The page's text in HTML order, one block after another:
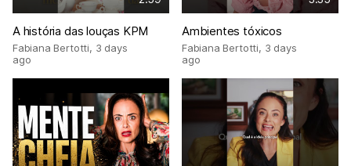
A história das louças KPM
Fabiana Bertotti, 3 days
ago
Ambientes tóxicos
Fabiana Bertotti, 3 days
ago